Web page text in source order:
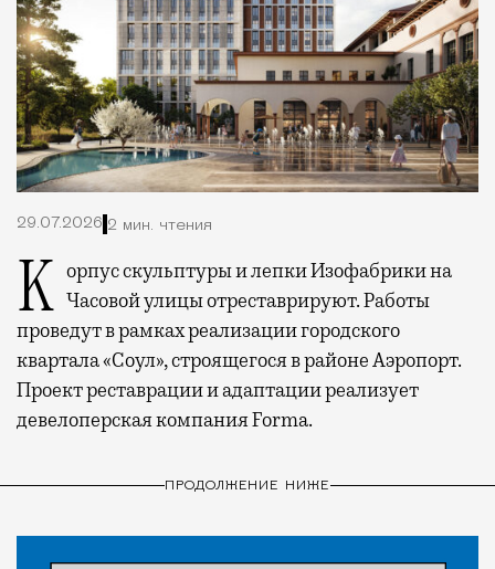
29.07.2026 2 мин. чтения
Корпус скульптуры и лепки Изофабрики на Часовой улицы отреставрируют. Работы
проведут в рамках реализации городского
квартала «Соул», строящегося в районе Аэропорт.
Проект реставрации и адаптации реализует
девелоперская компания Forma.
ПРОДОЛЖЕНИЕ НИЖЕ